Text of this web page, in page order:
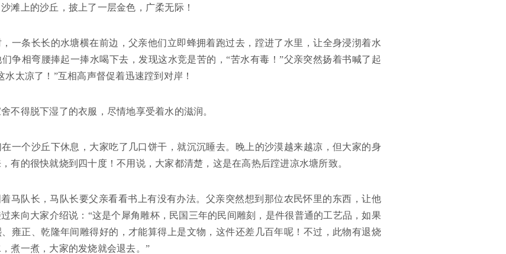
滩上的沙丘，披上了一层金色，广柔无际！
一条长长的水塘横在前边，父亲他们立即蜂拥着跑过去，蹚进了水里，让全身浸沏着水
争相弯腰捧起一捧水喝下去，发现这水竞是苦的，“苦水有毒！”父亲突然扬着书喊了起
水太凉了！”互相高声督促着迅速蹚到对岸！
不得脱下湿了的衣服，尽情地享受着水的滋润。
一个沙丘下休息，大家吃了几口饼干，就沉沉睡去。晚上的沙漠越来越凉，但大家的身
，有的很快就烧到四十度！不用说，大家都清楚，这是在高热后蹚进凉水塘所致。
马队长，马队长要父亲看看书上有没有办法。父亲突然想到那位农民怀里的东西，让他
来向大家介绍说：“这是个犀角雕杯，民国三年的民间雕刻，是件很普通的工艺品，如果
雍正、乾隆年间雕得好的，才能算得上是文物，这件还差几百年呢！不过，此物有退烧
煮一煮，大家的发烧就会退去。”